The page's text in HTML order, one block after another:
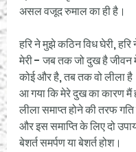
असल वजूद रुमाल का ही है।
हरि ने मुझे कठिन विध घेरी, हरि
मेरी - जब तक जो दुख है जीवन
कोई और है, तब तक वो लीला
आ गया कि मेरे दुख का कारण मैं
लीला समाप्त होने की तरफ
और इस समाप्ति के लिए दो
बेशर्त समर्पण या बेशर्त होश।